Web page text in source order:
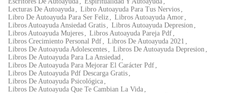
Lecturas De Autoayuda , Libro Autoayuda Para Tus Nervios ,
Libro De Autoayuda Para Ser Feliz , Libros Autoayuda Amor ,
Libros Autoayuda Ansiedad Gratis , Libros Autoayuda Depresion ,
Libros Autoayuda Mujeres , Libros Autoayuda Pareja Pdf ,
Libros Crecimiento Personal Pdf , Libros De Autoayuda 2021 ,
Libros De Autoayuda Adolescentes , Libros De Autoayuda Depresion ,
Libros De Autoayuda Para La Ansiedad ,
Libros De Autoayuda Para Mejorar El Carácter Pdf ,
Libros De Autoayuda Pdf Descarga Gratis ,
Libros De Autoayuda Psicológica ,
Libros De Autoayuda Que Te Cambian La Vida ,